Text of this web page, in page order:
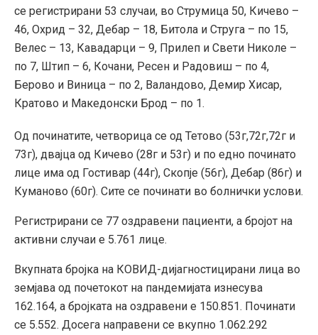
се регистрирани 53 случаи, во Струмица 50, Кичево –
46, Охрид – 32, Дебар – 18, Битола и Струга – по 15,
Велес – 13, Кавадарци – 9, Прилеп и Свети Николе –
по 7, Штип – 6, Кочани, Ресен и Радовиш – по 4,
Берово и Виница – по 2, Валандово, Демир Хисар,
Кратово и Македонски Брод – по 1.
Од починатите, четворица се од Тетово (53г,72г,72г и
73г), двајца од Кичево (28г и 53г) и по едно починато
лице има од Гостивар (44г), Скопје (56г), Дебар (86г) и
Куманово (60г). Сите се починати во болнички услови.
Регистрирани сe 77 оздравени пациенти, а бројот на
активни случаи е 5.761 лице.
Вкупната бројка на КОВИД-дијагностицирани лица во
земјава од почетокот на пандемијата изнесува
162.164, а бројката на оздравени е 150.851. Починати
се 5.552. Досега направени се вкупно 1.062.292